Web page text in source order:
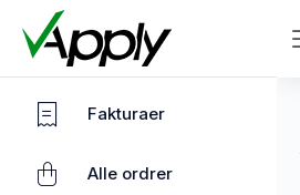
Fakturaer
Alle ordrer